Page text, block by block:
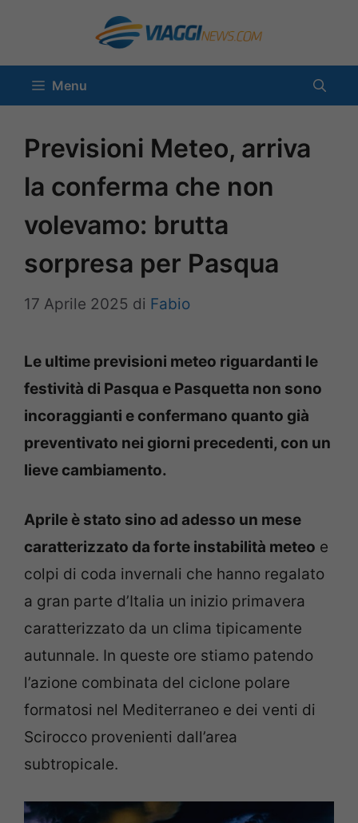
contenuto
Menu
Previsioni Meteo, arriva
la conferma che non
volevamo: brutta
sorpresa per Pasqua
17 Aprile 2025 di Fabio
Le ultime previsioni meteo riguardanti le
festività di Pasqua e Pasquetta non sono
incoraggianti e confermano quanto già
preventivato nei giorni precedenti, con un
lieve cambiamento.
Aprile è stato sino ad adesso un mese
caratterizzato da forte instabilità meteo e
colpi di coda invernali che hanno regalato
a gran parte d’Italia un inizio primavera
caratterizzato da un clima tipicamente
autunnale. In queste ore stiamo patendo
l’azione combinata del ciclone polare
formatosi nel Mediterraneo e dei venti di
Scirocco provenienti dall’area
subtropicale.